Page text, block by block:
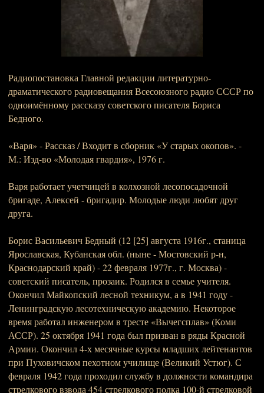
Радиопостановка Главной редакции литературно-
драматического радиовещания Всесоюзного радио СССР по
одноимённому рассказу советского писателя Бориса
Бедного.
«Варя» - Рассказ / Входит в сборник «У старых окопов». -
М.: Изд-во «Молодая гвардия», 1976 г.
Варя работает учетчицей в колхозной лесопосадочной
бригаде, Алексей - бригадир. Молодые люди любят друг
друга.
Борис Васильевич Бедный (12 [25] августа 1916г., станица
Ярославская, Кубанская обл. (ныне - Мостовский р-н,
Краснодарский край) - 22 февраля 1977г., г. Москва) -
советский писатель, прозаик. Родился в семье учителя.
Окончил Майкопский лесной техникум, а в 1941 году -
Ленинградскую лесотехническую академию. Некоторое
время работал инженером в тресте «Вычегсплав» (Коми
АССР). 25 октября 1941 года был призван в ряды Красной
Армии. Окончил 4-х месячные курсы младших лейтенантов
при Пуховичском пехотном училище (Великий Устюг). С
февраля 1942 года проходил службу в должности командира
стрелкового взвода 454 стрелкового полка 100-й стрелковой